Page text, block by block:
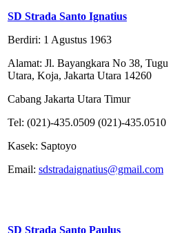
SD Strada Santo Ignatius
Berdiri: 1 Agustus 1963
Alamat: Jl. Bayangkara No 38, Tugu
Utara, Koja, Jakarta Utara 14260
Cabang Jakarta Utara Timur
Tel: (021)-435.0509 (021)-435.0510
Kasek: Saptoyo
Email: sdstradaignatius@gmail.com
SD Strada Santo Paulus